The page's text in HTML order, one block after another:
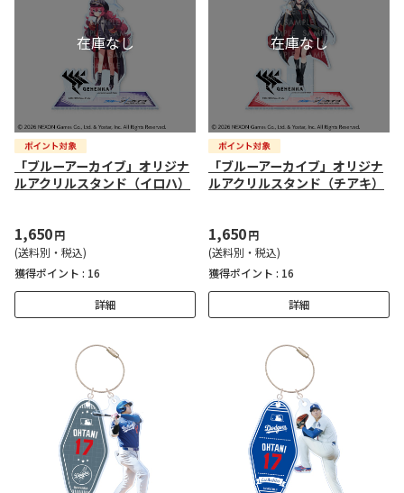
「ブルーアーカイブ」オリジナ
ルアクリルスタンド（イロハ）
1,650円
(送料別・税込)
獲得ポイント : 16
詳細
「ブルーアーカイブ」オリジナ
ルアクリルスタンド（チアキ）
1,650円
(送料別・税込)
獲得ポイント : 16
詳細